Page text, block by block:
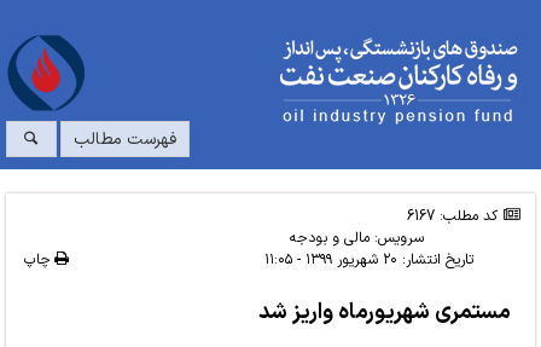
فهرست مطالب
کد مطلب: 6167
سرویس:مالی و بودجه
تاریخ انتشار: ۲۰ شهریور ۱۳۹۹ - ۱۱:۰۵ چاپ
مستمری شهریورماه واریز شد